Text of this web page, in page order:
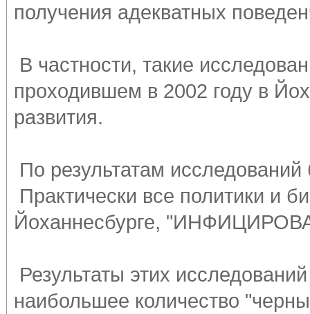
получения адекватных
В частности, такие
проходившем в 2002 году в
развития.
По результатам
Практически все политики и
Йоханнесбурге,
Результаты этих
наибольшее количество